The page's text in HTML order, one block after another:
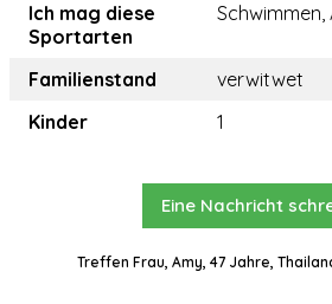
Ich mag diese
Sportarten
Schwimmen,
Familienstand
verwitwet
Kinder
1
Eine Nachricht
Treffen Frau, Amy, 47 Jahre,